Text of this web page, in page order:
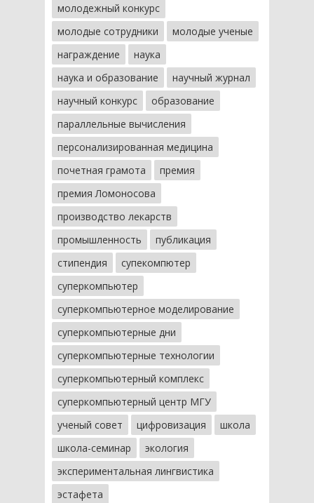
молодежный конкурс
молодые сотрудники
молодые ученые
награждение
наука
наука и образование
научный журнал
научный конкурс
образование
параллельные вычисления
персонализированная медицина
почетная грамота
премия
премия Ломоносова
производство лекарств
промышленность
публикация
стипендия
супекомпютер
суперкомпьютер
суперкомпьютерное моделирование
суперкомпьютерные дни
суперкомпьютерные технологии
суперкомпьютерный комплекс
суперкомпьютерный центр МГУ
ученый совет
цифровизация
школа
школа-семинар
экология
экспериментальная лингвистика
эстафета